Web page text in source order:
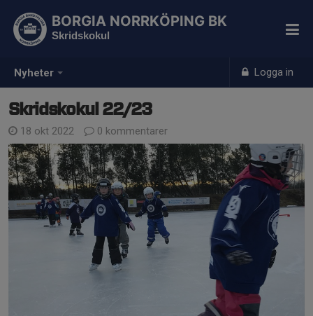
Nyheter Logga in
BORGIA NORRKÖPING BK
Skridskokul
Skridskokul 22/23
18 okt 2022 0 kommentarer